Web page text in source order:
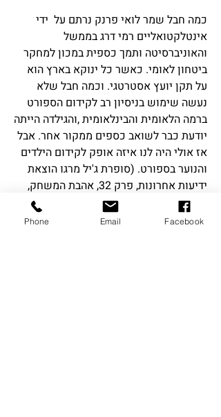
כמה חבל שמר לואי פרנק נרתם על ידי
אינטלקטואליים רמי דרג בממשל
והאוניברסיטה ותמך כספית במכון למחקר
ביטחון לאומי. כאשר כל ינוקא בארץ הוא
על תקן יועץ אסטרטגי. וכמה חבל שלא
נעשה שימוש בניסיון רב לקידום הספורט
ברמה הלאומית והבינלאומית ,והגילדה הייתה
יודעת כבר לשואב כספים ממקור אחר. אבל
אז אולי היה לנו איזה אופק לקידום הילדים
והנוער בספורט. (סופרת ג'יל מרגו הוצאת
ידיעות אחרונות, פרק 32, אהבת המשחק,
עמ' 233-239.- פרק 33 לתקן את הכדורגל,
עמ' 240-266 )
Phone Email Facebook